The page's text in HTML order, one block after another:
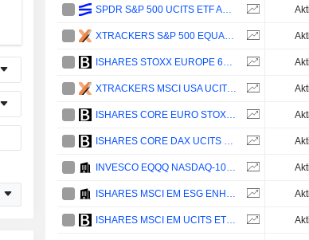
SPDR S&P 500 UCITS ETF ACC - USD
XTRACKERS S&P 500 EQUAL WEIGHT UCITS ETF 1C - USD
ISHARES STOXX EUROPE 600 UCITS ETF (DE) - EUR
XTRACKERS MSCI USA UCITS ETF - USD
ISHARES CORE EURO STOXX 50 UCITS ETF (DE) - EUR
ISHARES CORE DAX UCITS ETF (DE) - EUR
INVESCO EQQQ NASDAQ-100 UCITS ETF DIST - USD
ISHARES MSCI EM ESG ENHANCED CTB UCITS ETF - ACC - USD
ISHARES MSCI EM UCITS ETF (DIST) - USD